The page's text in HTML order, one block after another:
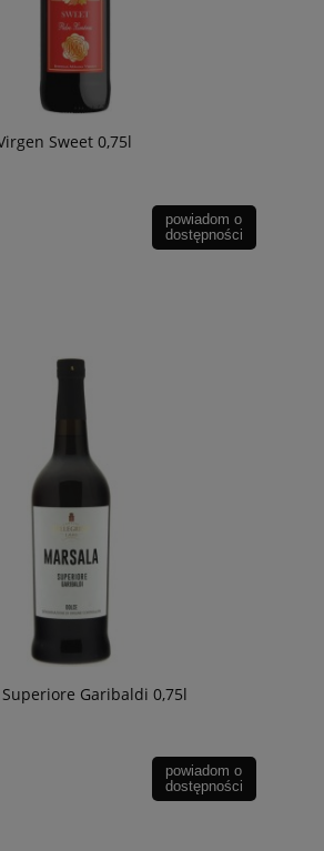
Sweet 0,75l
powiadom o
dostępności
Garibaldi 0,75l
powiadom o
dostępności